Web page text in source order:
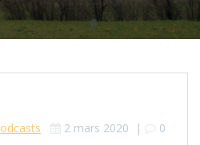
2 mars 2020 | 0